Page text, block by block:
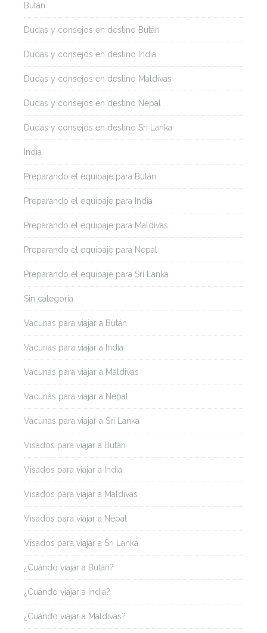
Bután
Dudas y consejos en destino Bután
Dudas y consejos en destino India
Dudas y consejos en destino Maldivas
Dudas y consejos en destino Nepal
Dudas y consejos en destino Sri Lanka
India
Preparando el equipaje para Bután
Preparando el equipaje para India
Preparando el equipaje para Maldivas
Preparando el equipaje para Nepal
Preparando el equipaje para Sri Lanka
Sin categoría
Vacunas para viajar a Bután
Vacunas para viajar a India
Vacunas para viajar a Maldivas
Vacunas para viajar a Nepal
Vacunas para viajar a Sri Lanka
Visados para viajar a Bután
Visados para viajar a India
Visados para viajar a Maldivas
Visados para viajar a Nepal
Visados para viajar a Sri Lanka
¿Cuándo viajar a Bután?
¿Cuándo viajar a India?
¿Cuándo viajar a Maldivas?